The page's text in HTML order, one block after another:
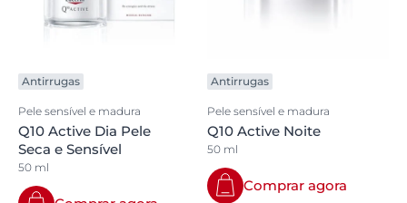
Antirrugas
Pele sensível e madura
Q10 Active Dia Pele
Seca e Sensível
50 ml
Antirrugas
Pele sensível e madura
Q10 Active Noite
50 ml
Comprar agora